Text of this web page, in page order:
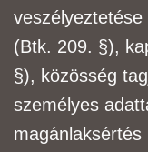
veszélyeztetése
(Btk. 209. §),
§), közösség
személyes